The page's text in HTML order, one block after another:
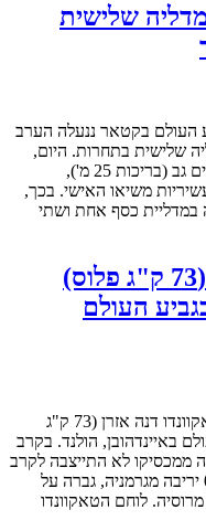
שלישית
העולם בקטאר ננעלה הערב
שלישית בתחרות. היום,
הוא זכה במדליית ארד במשחה ל-100 מטרים גב (בריכות 25 מ'),
שניות, שלוש עשיריות משיאו האישי. בכך,
במדליית כסף אחת ושתי
לוחמת הטאקוונדו דנה אזרן (73 ק"ג פלוס)
העולם
מאת: הוועד האולימפי בישראל לוחמת הטאקוונדו דנה אזרן (73 ק"ג
באיינדהובן, הולנד. בקרב
ממכסיקו לא התייצבה לקרב
בגלל פציעה. בדרכה למדליה ניצחה דנה 0:4 יריבה מגרמניה, גברה על
הגמר ניצחה 2:6 יריבה מרוסיה. לוחם הטאקוונדו